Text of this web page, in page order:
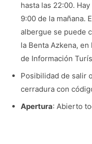
hasta las 22:00.
9:00 de la mañana.
albergue se puede
la Benta Azkena,
de Información
Posibilidad de salir
cerradura con
Apertura: Abierto